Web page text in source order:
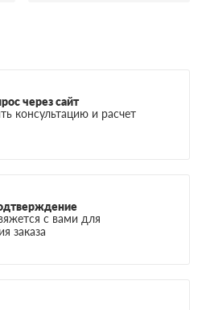
через сайт
консультацию и расчет
с вами для
заказа